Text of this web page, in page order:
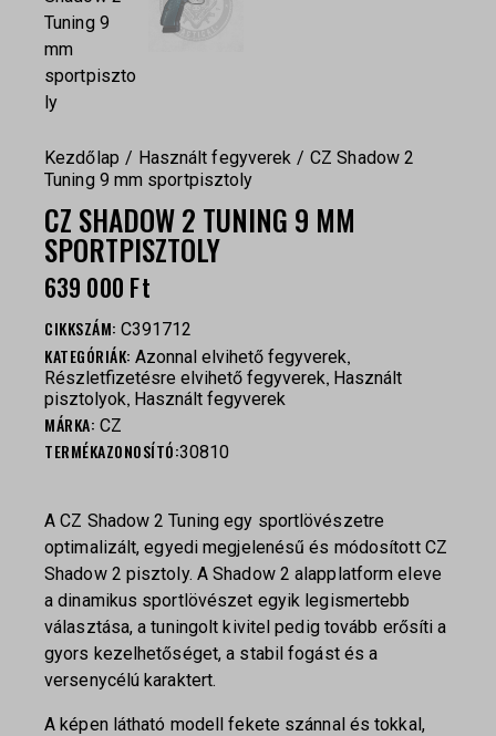
Kezdőlap Használt fegyverek
CZ Shadow 2
Tuning 9 mm sportpisztoly
CZ SHADOW 2 TUNING 9 MM
SPORTPISZTOLY
639 000 Ft
CIKKSZÁM: C391712
KATEGÓRIÁK: Azonnal elvihető fegyverek,
Részletfizetésre elvihető fegyverek, Használt
pisztolyok, Használt fegyverek
MÁRKA: CZ
TERMÉKAZONOSÍTÓ:30810
A CZ Shadow 2 Tuning egy sportlövészetre
optimalizált, egyedi megjelenésű és módosított CZ
Shadow 2 pisztoly. A Shadow 2 alapplatform eleve
a dinamikus sportlövészet egyik legismertebb
választása, a tuningolt kivitel pedig tovább erősíti a
gyors kezelhetőséget, a stabil fogást és a
versenycélú karaktert.
A képen látható modell fekete szánnal és tokkal,